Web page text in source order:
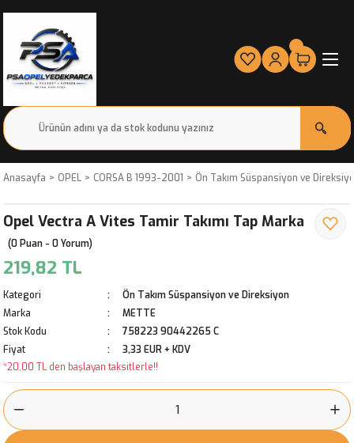
Anasayfa OPEL CORSA B 1993-2001 Ön Takım Süspansiyon ve
Opel Vectra A Vites Tamir Takımı Tap Marka
(0 Puan - 0 Yorum)
219,82 TL
Kategori
Ön Takım Süspansiyon ve Direksiyon
Marka
METTE
Stok Kodu
758223 90442265 C
Fiyat
3,33 EUR + KDV
*20,00 TL den başlayan taksitlerle!!